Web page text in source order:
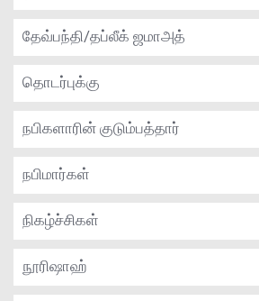
தேவ்பந்தி/தப்லீக் ஜமாஅத்
தொடர்புக்கு
நபிகளாரின் குடும்பத்தார்
நபிமார்கள்
நிகழ்ச்சிகள்
நூரிஷாஹ்